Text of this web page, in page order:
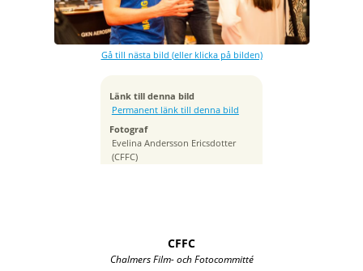
Gå till nästa bild (eller klicka på bilden)
Länk till denna bild
Permanent länk till denna bild
Fotograf
Evelina Andersson Ericsdotter
(CFFC)
Bländare
f/3.2
Kamera
NIKON D700
ISO
Brännvidd
70 mm
CFFC
Chalmers Film- och Fotocommitté